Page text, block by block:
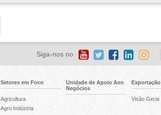
Siga-nos no
Setores em Foco
Agricultura
Agro Indústria
Unidade de Apoio Aos
Negócios
Exportação
Visão Geral